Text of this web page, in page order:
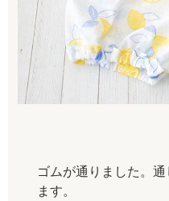
ゴムが通りました。
ます。